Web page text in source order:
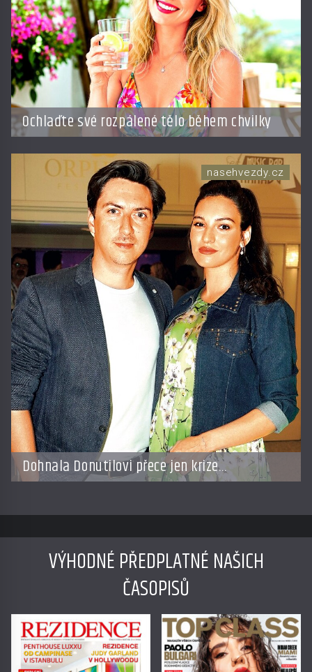
Ochlaďte své rozpálené tělo během chvilky
Dohnala Donutilovi přece jen krize
po tragédii?
nasehvezdy.cz
VÝHODNÉ PŘEDPLATNÉ NAŠICH
ČASOPISŮ